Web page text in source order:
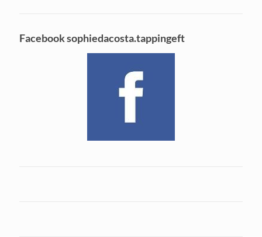
Facebook sophiedacosta.tappingeft